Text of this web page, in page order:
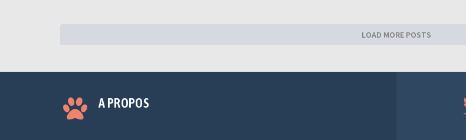
LOAD MORE POSTS
A PROPOS